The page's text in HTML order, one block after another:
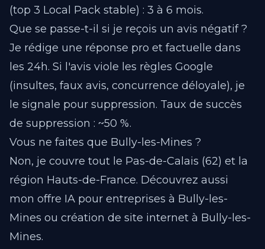
(top 3 Local Pack stable) : 3 à 6 mois.
Que se passe-t-il si je reçois un avis négatif ?
Je rédige une réponse pro et factuelle dans
les 24h. Si l'avis viole les règles Google
(insultes, faux avis, concurrence déloyale), je
le signale pour suppression. Taux de succès
de suppression : ~50 %.
Vous ne faites que Bully-les-Mines ?
Non, je couvre tout le Pas-de-Calais (62) et la
région Hauts-de-France. Découvrez aussi
mon offre IA pour entreprises à Bully-les-
Mines ou création de site internet à Bully-les-
Mines.